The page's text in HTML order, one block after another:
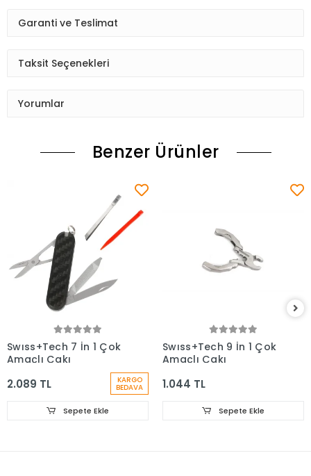
Garanti ve Teslimat
Taksit Seçenekleri
Yorumlar
Benzer Ürünler
Swıss+Tech 7 İn 1 Çok
Amaçlı Çakı
2.089 TL KARGO
BEDAVA
Sepete Ekle
Swıss+Tech 9 İn 1 Çok
Amaçlı Çakı
1.044 TL
Sepete Ekle